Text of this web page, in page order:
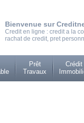
Bienvenue sur
Credit en ligne : credit a la
rachat de credit, pret
Prêt
Travaux
Crédit